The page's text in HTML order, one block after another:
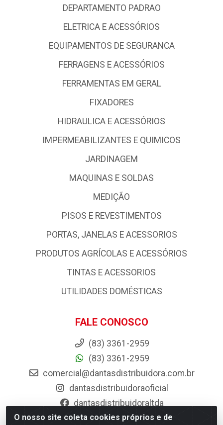
O nosso site coleta cookies próprios e de
DEPARTAMENTO PADRAO
ELETRICA E ACESSÓRIOS
EQUIPAMENTOS DE SEGURANCA
FERRAGENS E ACESSÓRIOS
FERRAMENTAS EM GERAL
FIXADORES
HIDRAULICA E ACESSÓRIOS
IMPERMEABILIZANTES E QUIMICOS
JARDINAGEM
MAQUINAS E SOLDAS
MEDIÇÃO
PISOS E REVESTIMENTOS
PORTAS, JANELAS E ACESSORIOS
PRODUTOS AGRÍCOLAS E ACESSÓRIOS
TINTAS E ACESSORIOS
UTILIDADES DOMÉSTICAS
FALE CONOSCO
(83) 3361-2959
(83) 3361-2959
comercial@dantasdistribuidora.com.br
dantasdistribuidoraoficial
dantasdistribuidoraltda